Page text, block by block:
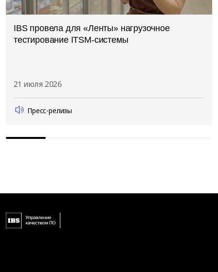
IBS провела для «Ленты» нагрузочное
тестирование ITSM-системы
21 июля 2026
Пресс-релизы